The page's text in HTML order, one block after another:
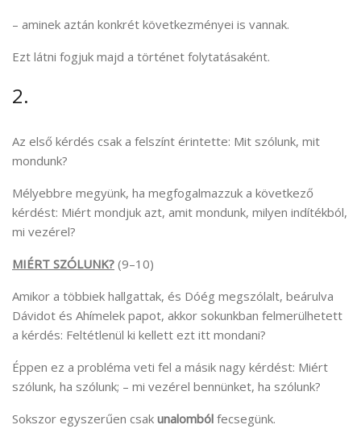
– aminek aztán konkrét következményei is vannak.
Ezt látni fogjuk majd a történet folytatásaként.
2.
Az első kérdés csak a felszínt érintette: Mit szólunk, mit
mondunk?
Mélyebbre megyünk, ha megfogalmazzuk a következő
kérdést: Miért mondjuk azt, amit mondunk, milyen indítékból,
mi vezérel?
MIÉRT SZÓLUNK? (9–10)
Amikor a többiek hallgattak, és Dóég megszólalt, beárulva
Dávidot és Ahímelek papot, akkor sokunkban felmerülhetett
a kérdés: Feltétlenül ki kellett ezt itt mondani?
Éppen ez a probléma veti fel a másik nagy kérdést: Miért
szólunk, ha szólunk; – mi vezérel bennünket, ha szólunk?
Sokszor egyszerűen csak unalomból fecsegünk.